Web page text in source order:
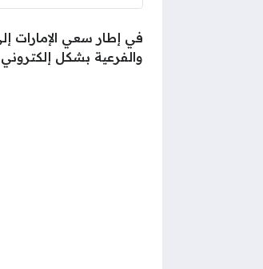
في إطار سعي الإمارات
والفرعية بشكل